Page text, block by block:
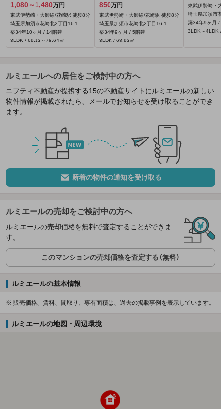
1,080～1,480万円
東武伊勢崎・大師線/花崎駅 徒歩8分
埼玉県加須市花崎北2丁目16-1
築34年10ヶ月 / 14階建
3LDK / 69.13～78.64㎡
850万円
東武伊勢崎・大師線/花崎駅 徒歩8分
埼玉県加須市花崎北2丁目16-1
築34年9ヶ月 / 5階建
3LDK / 68.93㎡
東武伊勢崎・
埼玉県加須市
築34年9ヶ月 /
3LDK～4LDK
ルミエールへの居住をご検討中の方へ
ニフティ不動産が提携する15の不動産サイトにルミエールの新しい
物件情報が掲載されたら、メールでお知らせを受け取ることができ
ます。
新着の物件の通知を受け取る
ルミエールの売却をご検討中の方へ
ルミエールの売却価格を無料で査定することができま
す。
このマンションの売却価格を査定する（無料）
ルミエールの基本情報
※ 販売価格、賃料、間取り、専有面積は、過去の掲載事例を表示しています。
ルミエールの地図・周辺環境